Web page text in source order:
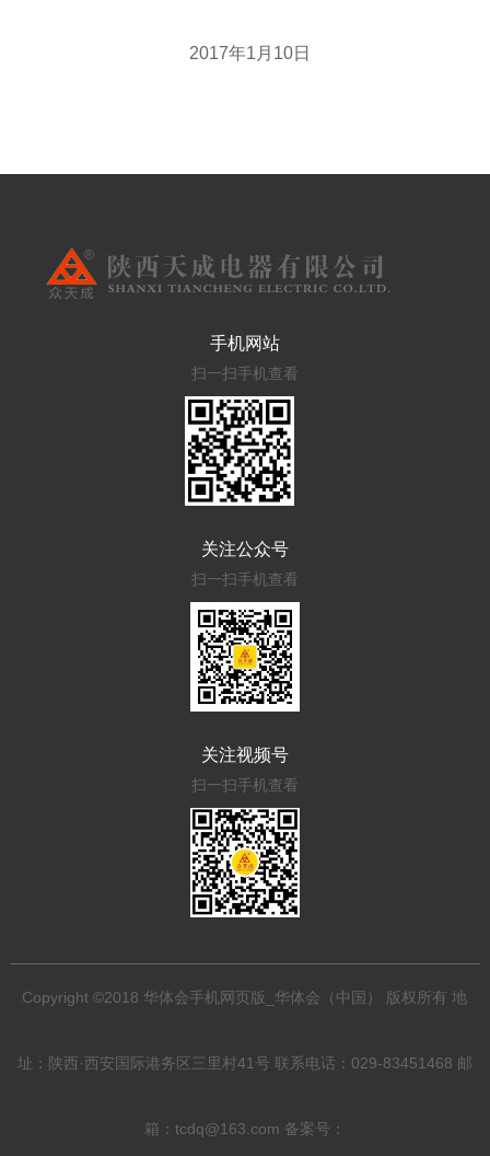
2017年1月10日
手机网站
扫一扫手机查看
关注公众号
扫一扫手机查看
关注视频号
扫一扫手机查看
Copyright ©2018 华体会手机网页版_华体会（中国） 版权所有 地
址：陕西·西安国际港务区三里村41号 联系电话：029-83451468 邮
箱：tcdq@163.com 备案号：